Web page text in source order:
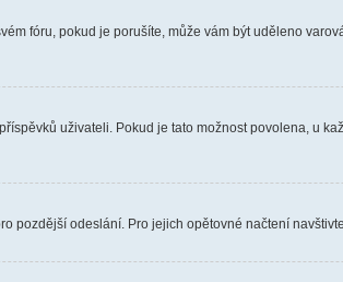
fóru, pokud je porušíte, může vám být uděleno
uživateli. Pokud je tato možnost povolena, u
pozdější odeslání. Pro jejich opětovné načtení